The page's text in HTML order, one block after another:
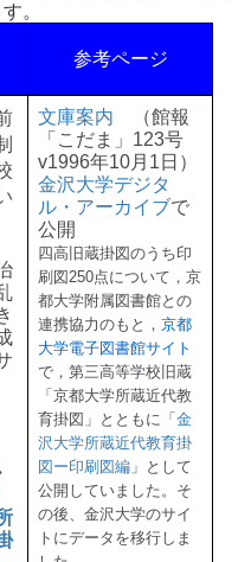
。
参考ページ
文庫案内 （館報
「こだま」123号
v1996年10月1日）
金沢大学デジタ
ル・アーカイブで
公開
四高旧蔵掛図のうち印
刷図250点について，京
都大学附属図書館との
連携協力のもと， 京都
大学電子図書館サイト
で，第三高等学校旧蔵
「京都大学所蔵近代教
育掛図」とともに「 金
沢大学所蔵近代教育掛
図ー印刷図編 」として
公開していました。そ
の後、金沢大学のサイ
トにデータを移行しま